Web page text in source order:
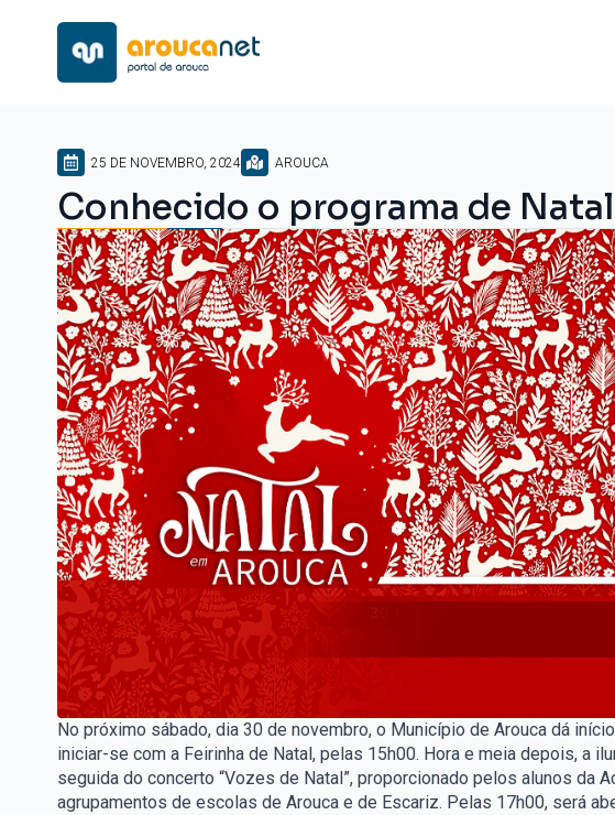
25 DE NOVEMBRO, 2024 AROUCA
Conhecido o programa de
No próximo sábado, dia 30 de novembro, o Município de Arouca dá
iniciar-se com a Feirinha de Natal, pelas 15h00. Hora e meia depois, a
seguida do concerto “Vozes de Natal”, proporcionado pelos alunos da
agrupamentos de escolas de Arouca e de Escariz. Pelas 17h00, será